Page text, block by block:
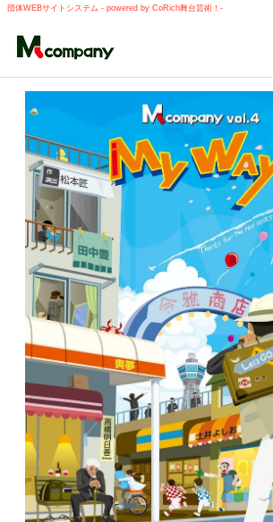
団体WEBサイトシステム - powered by CoRich舞台芸術！-